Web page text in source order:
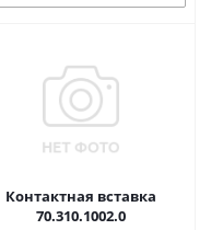
Контактная вставка
70.310.1002.0